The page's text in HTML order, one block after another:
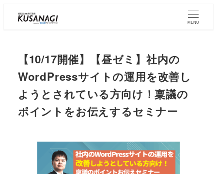
Skip
MENU
【10/17開催】【昼ゼミ】社内の
WordPressサイトの運用を改善し
ようとされている方向け！稟議の
ポイントをお伝えするセミナー